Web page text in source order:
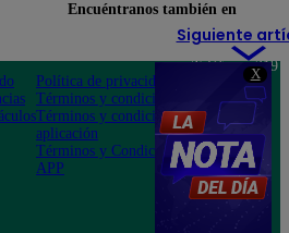
X
Siguiente
Encuéntranos también en
Política de privacidad
Términos y condiciones
Términos y condiciones
aplicación
Términos y Condiciones
APP
Teléfono: 219
Av. San
Felipe 968
Jesús María